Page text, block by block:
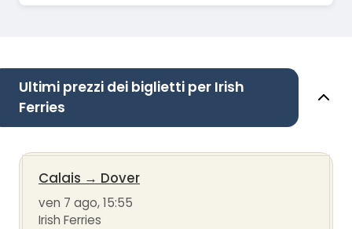
Ultimi prezzi dei biglietti per Irish
Ferries
Calais → Dover
ven 7 ago, 15:55
Irish Ferries